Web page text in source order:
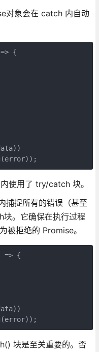
对象会在 catch 内自动
{
使用了 try/catch 块。
捕捉所有的错误（甚至
。它确保在执行过程
被拒绝的 Promise。
=> {
块是至关重要的。否